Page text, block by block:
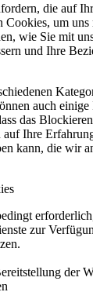
die auf
Cookies, um
wie Sie mit
und Ihre
auch
das
Ihre
kann, die wir
zur
der